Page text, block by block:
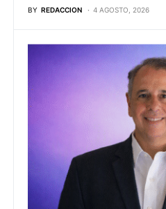
BY REDACCION 4 AGOSTO, 2026